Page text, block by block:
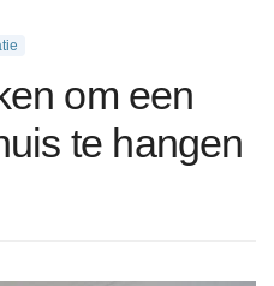
om een
te hangen